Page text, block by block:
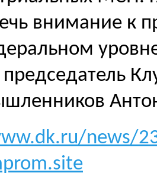
внимание к
председатель
news/